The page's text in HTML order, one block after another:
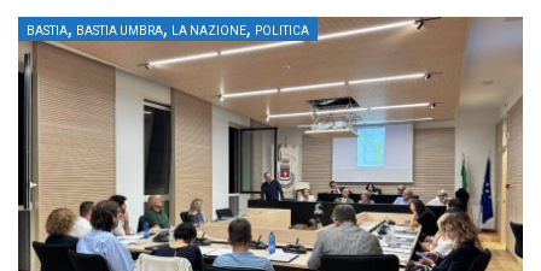
BASTIA, BASTIA UMBRA, LA NAZIONE, POLITICA